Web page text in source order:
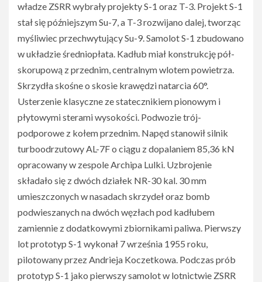
władze ZSRR wybrały projekty S-1 oraz T-3. Projekt S-1
stał się późniejszym Su-7, a T-3 rozwijano dalej, tworząc
myśliwiec przechwytujący Su-9. Samolot S-1 zbudowano
w układzie średniopłata. Kadłub miał konstrukcję pół-
skorupową z przednim, centralnym wlotem powietrza.
Skrzydła skośne o skosie krawędzi natarcia 60°.
Usterzenie klasyczne ze statecznikiem pionowym i
płytowymi sterami wysokości. Podwozie trój-
podporowe z kołem przednim. Napęd stanowił silnik
turboodrzutowy AL-7F o ciągu z dopalaniem 85,36 kN
opracowany w zespole Archipa Lulki. Uzbrojenie
składało się z dwóch działek NR-30 kal. 30 mm
umieszczonych w nasadach skrzydeł oraz bomb
podwieszanych na dwóch węzłach pod kadłubem
zamiennie z dodatkowymi zbiornikami paliwa. Pierwszy
lot prototyp S-1 wykonał 7 września 1955 roku,
pilotowany przez Andrieja Koczetkowa. Podczas prób
prototyp S-1 jako pierwszy samolot w lotnictwie ZSRR